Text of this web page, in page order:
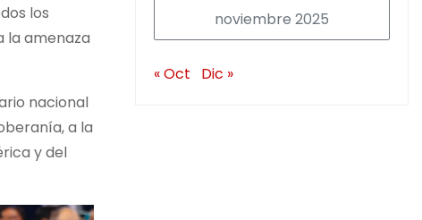
los
la amenaza
nacional
a la
y del
noviembre 2025
« Oct Dic »